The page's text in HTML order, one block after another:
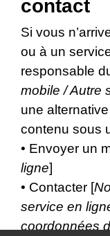
contact
Si vous
ou à un
responsable
mobile / Autre
une
contenu sous
• Envoyer un
ligne]
• Contacter [
service en
coordonnées